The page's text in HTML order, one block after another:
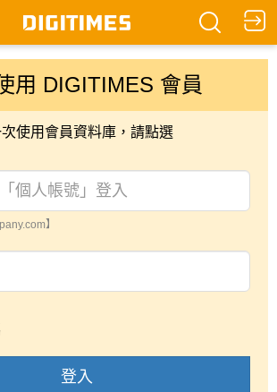
用 DIGITIMES 會員
使用會員資料庫，請點選
】
登入